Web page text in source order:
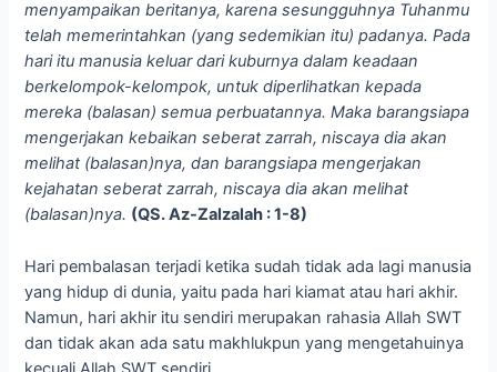
menyampaikan beritanya, karena sesungguhnya Tuhanmu
telah memerintahkan (yang sedemikian itu) padanya. Pada
hari itu manusia keluar dari kuburnya dalam keadaan
berkelompok-kelompok, untuk diperlihatkan kepada
mereka (balasan) semua perbuatannya. Maka barangsiapa
mengerjakan kebaikan seberat zarrah, niscaya dia akan
melihat (balasan)nya, dan barangsiapa mengerjakan
kejahatan seberat zarrah, niscaya dia akan melihat
(balasan)nya. (QS. Az-Zalzalah : 1-8)
Hari pembalasan terjadi ketika sudah tidak ada lagi manusia
yang hidup di dunia, yaitu pada hari kiamat atau hari akhir.
Namun, hari akhir itu sendiri merupakan rahasia Allah SWT
dan tidak akan ada satu makhlukpun yang mengetahuinya